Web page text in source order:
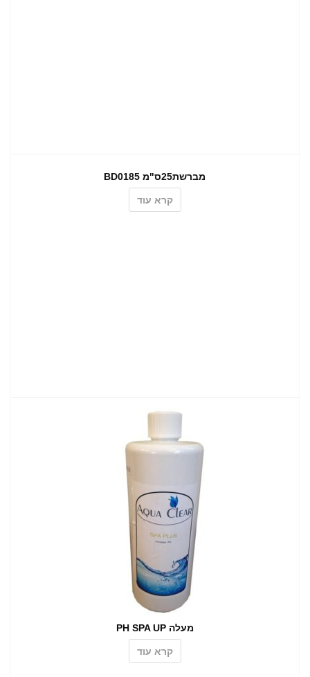
מברשת25ס"מ BD0185
קרא עוד
מעלה PH SPA UP
קרא עוד